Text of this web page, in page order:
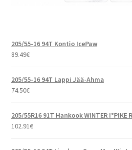
205/55-16 94T Kontio IcePaw
89.49€
205/55-16 94T Lappi Jää-Ahma
74.50€
205/55R16 91T Hankook WINTER I*PIKE
102.91€